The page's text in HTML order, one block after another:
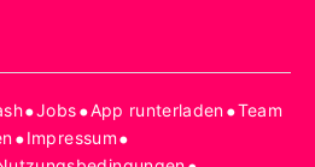
•Jobs•App runterladen•Team
•Impressum•